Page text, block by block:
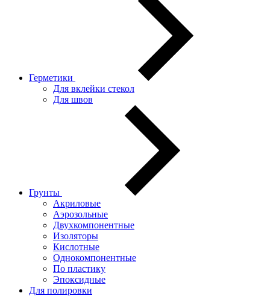
Герметики
Для вклейки стекол
Для швов
Грунты
Акриловые
Аэрозольные
Двухкомпонентные
Изоляторы
Кислотные
Однокомпонентные
По пластику
Эпоксидные
Для полировки